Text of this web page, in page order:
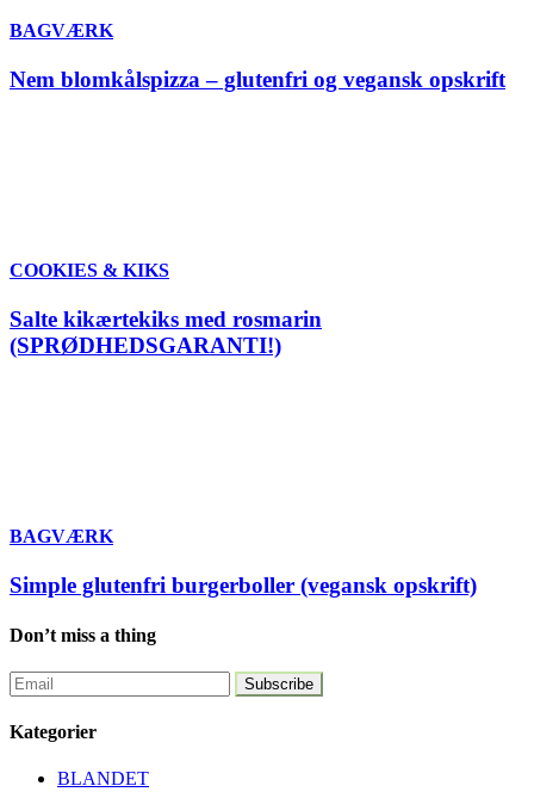
BAGVÆRK
Nem blomkålspizza – glutenfri og vegansk opskrift
COOKIES & KIKS
Salte kikærtekiks med rosmarin
(SPRØDHEDSGARANTI!)
BAGVÆRK
Simple glutenfri burgerboller (vegansk opskrift)
Don’t miss a thing
Kategorier
BLANDET